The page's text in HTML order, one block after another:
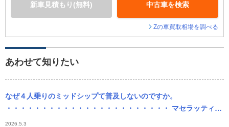
新車見積もり(無料) 中古車を検索
Zの車買取相場を調べる
あわせて知りたい
なぜ４人乗りのミッドシップて普及しないのですか。
・・・・・・・・・・・・・・・・・・・・・・・ マセラッティ・
メラク。 ランボルギーニ・ウラッコとか。 フェラーリ・モンディア
2026.5.3